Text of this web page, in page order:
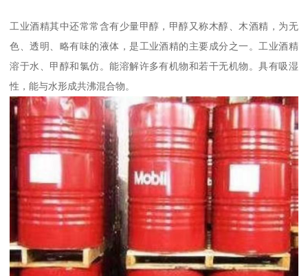
工业酒精其中还常常含有少量甲醇，甲醇又称木醇、木酒精，为无
色、透明、略有味的液体，是工业酒精的主要成分之一。工业酒精
溶于水、甲醇和氯仿。能溶解许多有机物和若干无机物。具有吸湿
性，能与水形成共沸混合物。